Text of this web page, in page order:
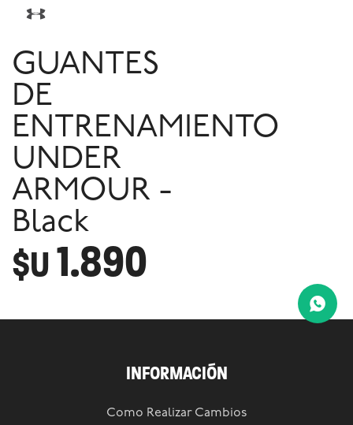
GUANTES
DE
ENTRENAMIENTO
UNDER
ARMOUR -
Black
$U1.890
INFORMACIÓN
Como Realizar Cambios